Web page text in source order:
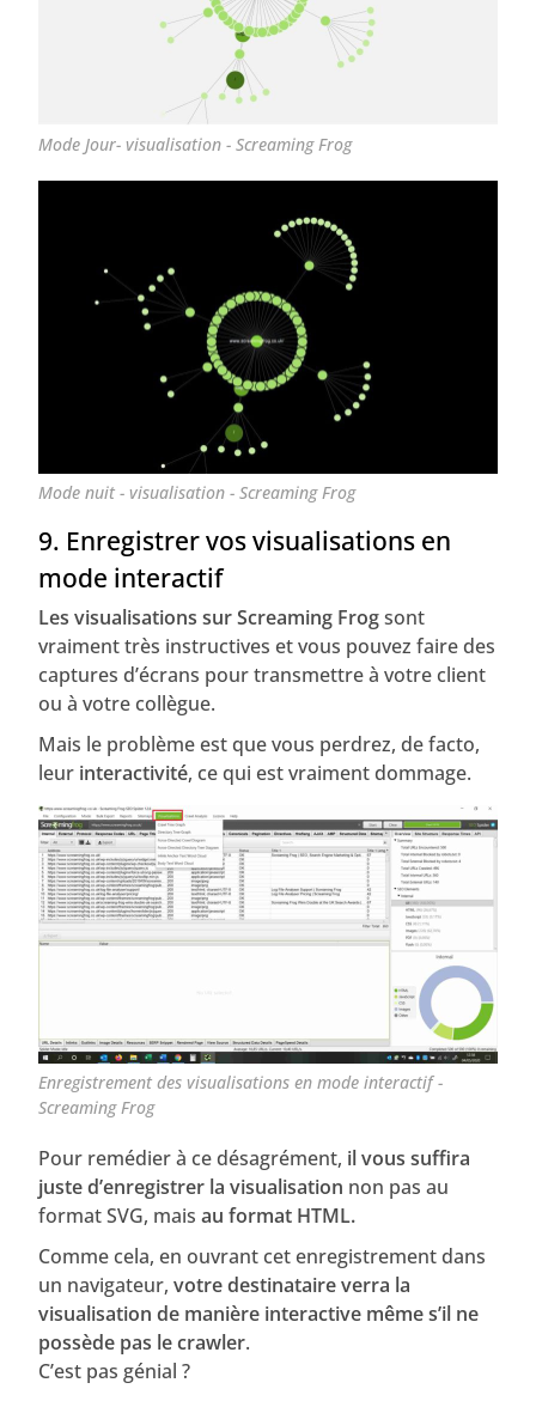
Mode Jour- visualisation - Screaming Frog
Mode nuit - visualisation - Screaming Frog
9. Enregistrer vos visualisations en
mode interactif
Les visualisations sur Screaming Frogsont
vraiment très instructives et vous pouvez faire des
captures d’écrans pour transmettre à votre client
ou à votre collègue.
Mais le problème est que vous perdrez, de facto,
leur interactivité, ce qui est vraiment dommage.
Enregistrement des visualisations en mode interactif -
Screaming Frog
Pour remédier à ce désagrément, il vous suffira
juste d’enregistrer la visualisation non pas au
format SVG, maisau format HTML.
Comme cela, en ouvrant cet enregistrement dans
un navigateur,votre destinataire verra la
visualisation de manière interactive même s’il ne
possède pas le crawler.
C’est pas génial ?